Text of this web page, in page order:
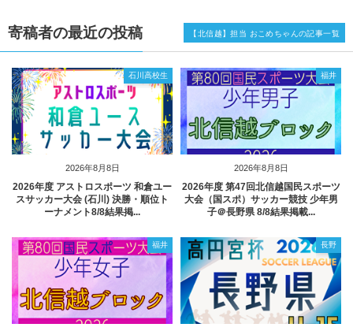
寄稿者の最近の投稿
2026年8月8日
石川高校生
2026年度 アストロスポーツ 和倉ユー
スサッカー大会 (石川) 決勝・順位ト
ーナメント8/8結果掲...
2026年8月8日
福井
2026年度 第47回北信越国民スポーツ
大会（国スポ）サッカー競技 少年男
子＠長野県 8/8結果掲載...
福井 長野
【北信越】担当 おこめちゃんの記事一覧